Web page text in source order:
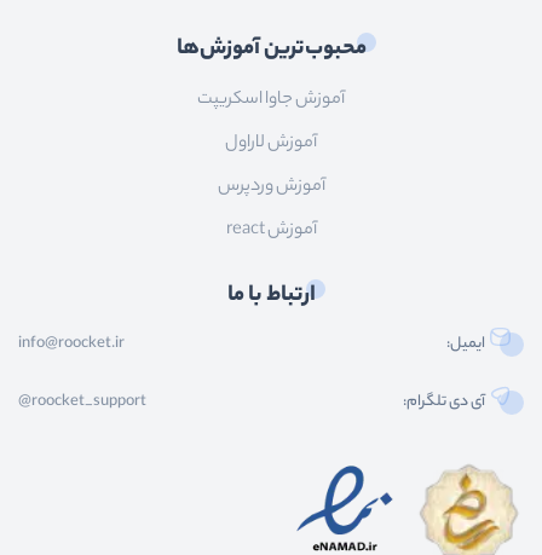
محبوب‌ترین آموزش‌ها
آموزش جاوا اسکریپت
آموزش لاراول
آموزش وردپرس
آموزش react
ارتباط با ما
ایمیل: info@roocket.ir
آی دی تلگرام: @roocket_support